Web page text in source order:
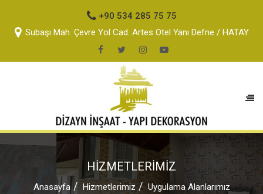
+90 534 285 75 75
Subaşı Mah. Çevre Yol Cad. Artes Otel Yanı Defne / HATAY
HİZMETLERİMİZ
Anasayfa Hizmetlerimiz Uygulama Alanlarımız